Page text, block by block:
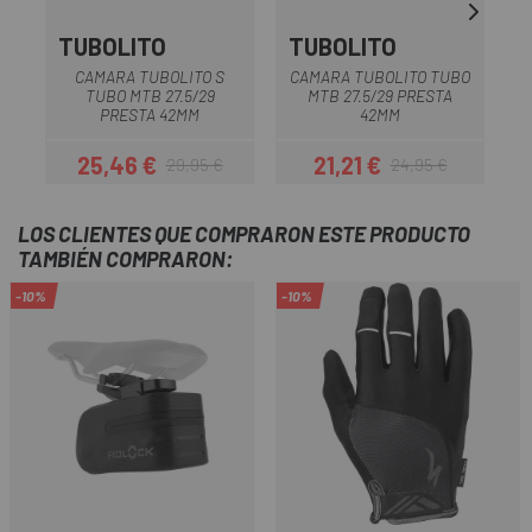
TUBOLITO
CAMARA TUBOLITO S
TUBO MTB 27.5/29
PRESTA 42MM
Precio
25,46 €Precio regular
29,95 €
TUBOLITO
CAMARA TUBOLITO TUBO
MTB 27.5/29 PRESTA
42MM
Precio
21,21 €Precio regular
24,95 €
LOS CLIENTES QUE COMPRARON ESTE PRODUCTO
TAMBIÉN COMPRARON:
-10% -10%